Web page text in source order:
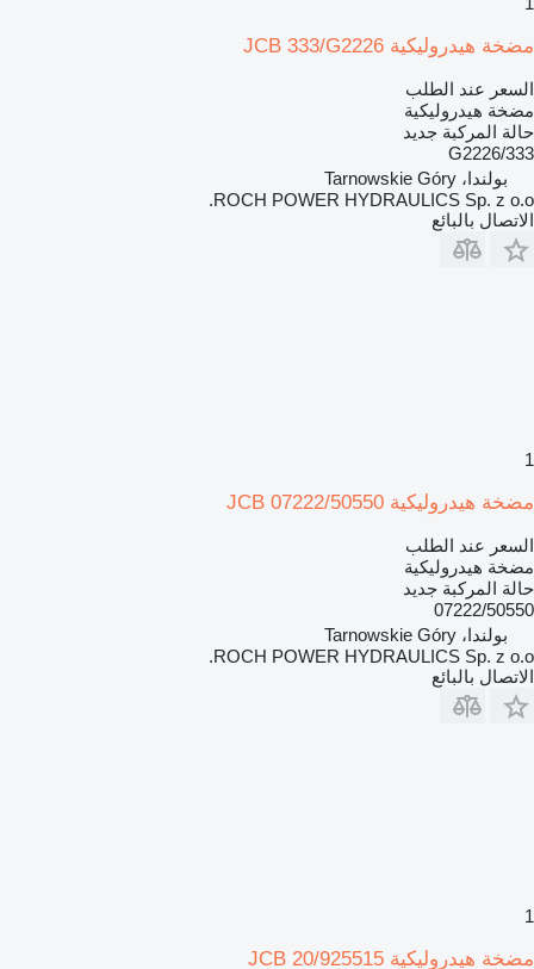
مضخة هيدروليكية JCB 333/G2226
السعر عند الطلب
مضخة هيدروليكية
حالة المركبة جديد
333/G2226
بولندا، Tarnowskie Góry
ROCH POWER HYDRAULICS Sp. z o.o.
الاتصال بالبائع
1
مضخة هيدروليكية JCB 07222/50550
السعر عند الطلب
مضخة هيدروليكية
حالة المركبة جديد
07222/50550
بولندا، Tarnowskie Góry
ROCH POWER HYDRAULICS Sp. z o.o.
الاتصال بالبائع
1
مضخة هيدروليكية JCB 20/925515